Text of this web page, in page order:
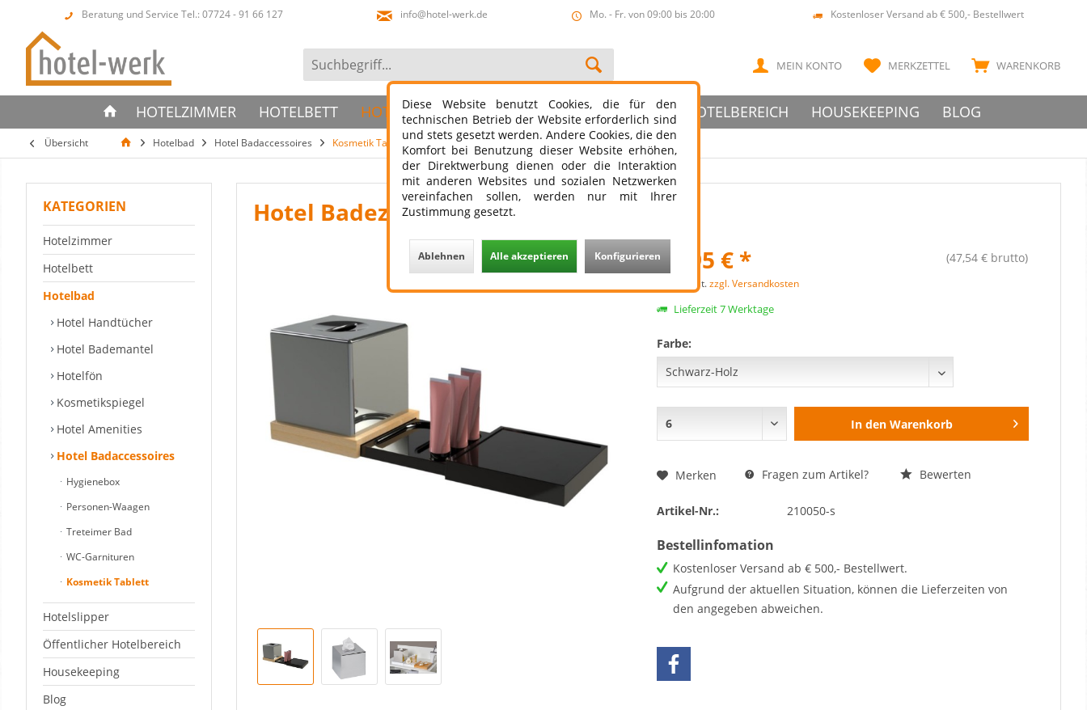
Beratung und Service Tel.: 07724 - 91 66 127 info@hotel-werk.de Mo. - Fr. von 09:00 bis 20:00 Kostenloser Versand ab € 500,- Bestellwert
WARENKORB
MERKZETTEL
MEIN KONTO
HOTELZIMMER HOTELBETT HOTELBAD HOTELSLIPPER ÖFFENTLICHER HOTELBEREICH HOUSEKEEPING BLOG
Übersicht Hotelbad Hotel Badaccessoires Kosmetik Tablett
KATEGORIEN
Hotelzimmer
Hotelbett
Hotelbad
Hotel Handtücher
Hotel Bademantel
Hotelfön
Kosmetikspiegel
Hotel Amenities
Hotel Badaccessoires
Hygienebox
Personen-Waagen
Treteimer Bad
WC-Garnituren
Kosmetik Tablett
Hotelslipper
Öffentlicher Hotelbereich
Housekeeping
Blog
Hotel Badezimmer Tablett Set
39,95 € *
(47,54 € brutto)
zzgl. MwSt.zzgl. Versandkosten
Lieferzeit 7 Werktage
Farbe:
In den Warenkorb
Merken Fragen zum Artikel? Bewerten
Artikel-Nr.: 210050-s
Bestellinfomation
Kostenloser Versand ab € 500,- Bestellwert.
Aufgrund der aktuellen Situation, können die Lieferzeiten von
den angegeben abweichen.
Diese Website benutzt Cookies, die für den
technischen Betrieb der Website erforderlich sind
und stets gesetzt werden. Andere Cookies, die den
Komfort bei Benutzung dieser Website erhöhen,
der Direktwerbung dienen oder die Interaktion
mit anderen Websites und sozialen Netzwerken
vereinfachen sollen, werden nur mit Ihrer
Zustimmung gesetzt.
Ablehnen Alle akzeptieren Konfigurieren